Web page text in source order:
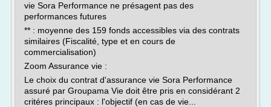
vie Sora Performance ne présagent pas des
performances futures
** : moyenne des 159 fonds accessibles via des contrats
similaires (Fiscalité, type et en cours de
commercialisation)
Zoom Assurance vie :
Le choix du contrat d'assurance vie Sora Performance
assuré par Groupama Vie doit être pris en considérant 2
critéres principaux : l'objectif (en cas de vie...